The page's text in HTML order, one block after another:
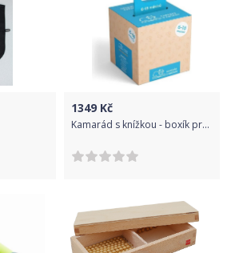
1349 Kč
Kamarád s knížkou - boxík pro nejmenší